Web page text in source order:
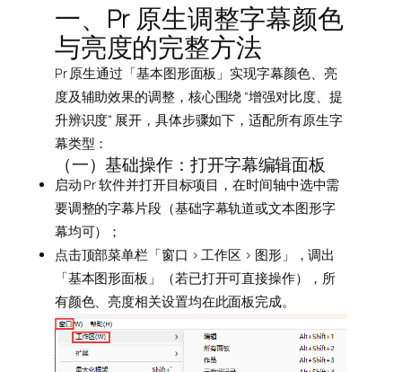
一、Pr 原生调整字幕颜色
与亮度的完整方法
Pr 原生通过「基本图形面板」实现字幕颜色、亮
度及辅助效果的调整，核心围绕 “增强对比度、提
升辨识度” 展开，具体步骤如下，适配所有原生字
幕类型：
（一）基础操作：打开字幕编辑面板
启动 Pr 软件并打开目标项目，在时间轴中选中需
要调整的字幕片段（基础字幕轨道或文本图形字
幕均可）；
点击顶部菜单栏「窗口 > 工作区 > 图形」，调出
「基本图形面板」（若已打开可直接操作），所
有颜色、亮度相关设置均在此面板完成。